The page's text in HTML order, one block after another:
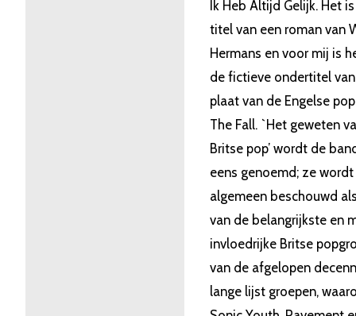
Ik Heb Altijd Gelijk. Het
titel van een roman van
Hermans en voor mij is
de fictieve ondertitel
plaat van de Engelse
The Fall. `Het geweten
Britse pop’ wordt de
eens genoemd; ze wordt
algemeen beschouwd
van de belangrijkste en
invloedrijke Britse
van de afgelopen
lange lijst groepen,